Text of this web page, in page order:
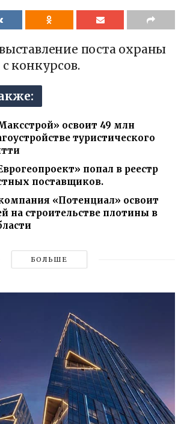
поста охраны
конкурсов.
освоит 49 млн
туристического
попал в реестр
поставщиков.
«Потенциал» освоит
на строительстве плотины в
БОЛЬШЕ